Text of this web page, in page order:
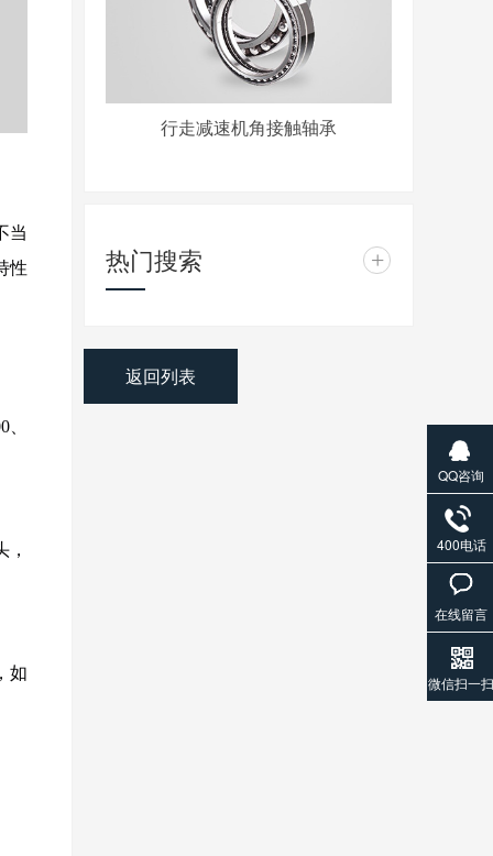
当
性
如
行走减速机角接触轴承
热门搜索 +
返回列表
QQ咨询
400电话
在线留言
微信扫一扫